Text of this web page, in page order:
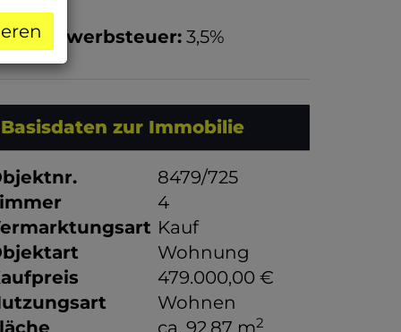
3,5%
Basisdaten zur Immobilie
8479/725
4
Kauf
Wohnung
479.000,00 €
Wohnen
ca. 92,87 m2